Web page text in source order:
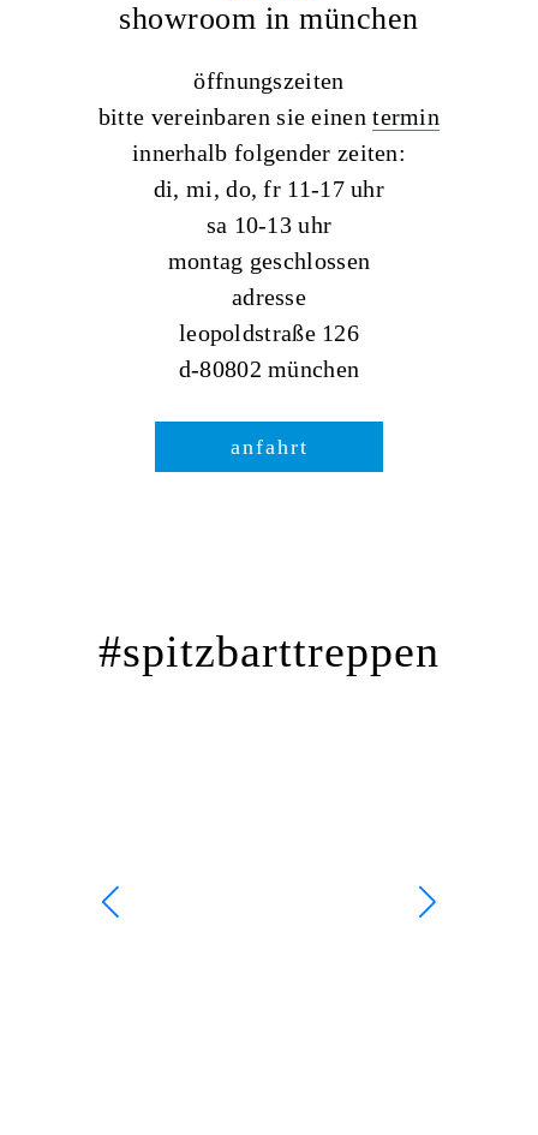
showroom in münchen
öffnungszeiten
bitte vereinbaren sie einentermin
innerhalb folgender zeiten:
di, mi, do, fr 11-17 uhr
sa 10-13 uhr
montag geschlossen
adresse
leopoldstraße 126
d-80802 münchen
anfahrt
#spitzbarttreppen